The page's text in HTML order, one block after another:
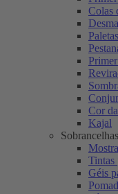
Colas
Cor
Kajal
Sobrancelhas
Tintas
Géis